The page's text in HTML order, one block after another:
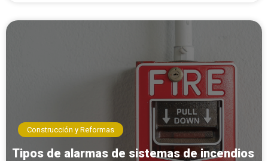
Construcción y Reformas
Tipos de alarmas de sistemas de incendios